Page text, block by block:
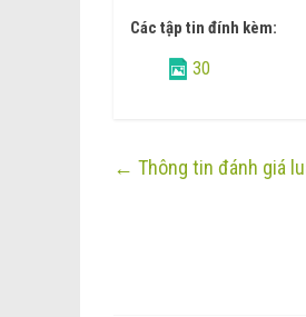
Các tập tin đính kèm:
30
← Thông tin đánh giá